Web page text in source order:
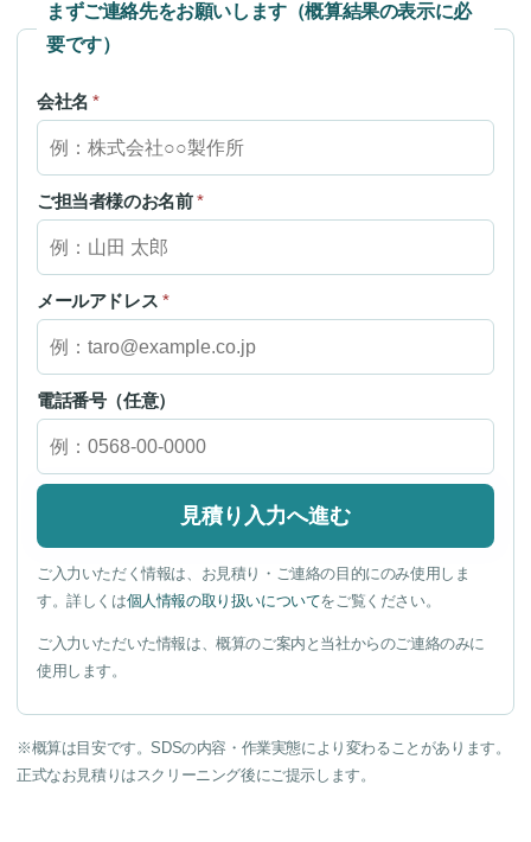
まずご連絡先をお願いします（概算結果の表示に必
要です）
会社名*
ご担当者様のお名前*
メールアドレス *
電話番号（任意）
見積り入力へ進む
ご入力いただく情報は、お見積り・ご連絡の目的にのみ使用しま
す。詳しくは個人情報の取り扱いについてをご覧ください。
ご入力いただいた情報は、概算のご案内と当社からのご連絡のみに
使用します。
※概算は目安です。SDSの内容・作業実態により変わることがあります。
正式なお見積りはスクリーニング後にご提示します。